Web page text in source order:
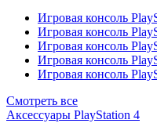
Игровая консоль
Игровая консоль
Игровая консоль
Игровая консоль
Игровая консоль
Смотреть все
Аксессуары PlayStation 4